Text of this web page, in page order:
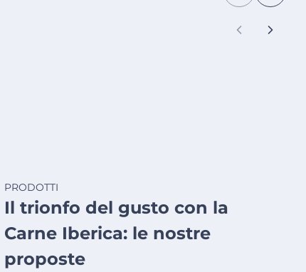
PRODOTTI
Il trionfo del gusto con la
Carne Iberica: le nostre
proposte